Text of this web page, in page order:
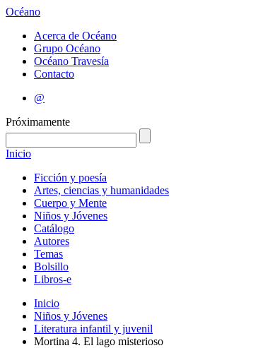
Océano
Acerca de Océano
Grupo Océano
Océano Travesía
Contacto
@
Próximamente
Inicio
Ficción y poesía
Artes, ciencias y humanidades
Cuerpo y Mente
Niños y Jóvenes
Catálogo
Autores
Temas
Bolsillo
Libros-e
Inicio
Niños y Jóvenes
Literatura infantil y juvenil
Mortina 4. El lago misterioso